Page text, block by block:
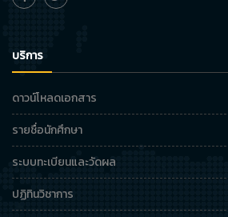
บริการ
ดาวน์โหลดเอกสาร
รายชื่อนักศึกษา
ระบบทะเบียนและวัดผล
ปฏิทินวิชาการ